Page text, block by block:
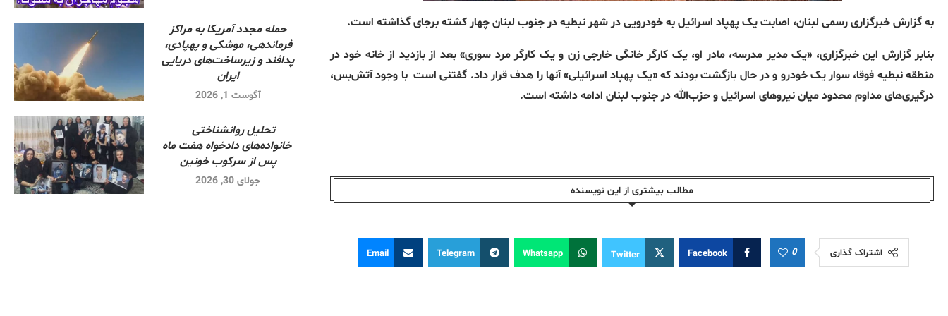
به گزارش خبرگزاری رسمی لبنان، اصابت یک پهپاد اسرائیل به خودرویی در شهر نبطیه در جنوب لبنان چهار کشته برجای گذاشته است.
بنابر گزارش این خبرگزاری، «یک مدیر مدرسه، مادر او، یک کارگر خانگی خارجی زن و یک کارگر مرد سوری» بعد از بازدید از خانه خود در
منطقه نبطیه فوقا، سوار یک خودرو و در حال بازگشت بودند که «یک پهپاد اسرائیلی» آنها را هدف قرار داد. گفتنی است با وجود آتش‌بس،
درگیری‌های مداوم محدود میان نیروهای اسرائیل و حزب‌الله در جنوب لبنان ادامه داشته است.
مطالب بیشتری از این نویسندە
اشتراک گذاری 0
Facebook
Twitter
Whatsapp
Telegram
Email
حمله مجدد آمریکا به مراکز
فرماندهی، موشکی و پهپادی،
پدافند و زیرساخت‌های دریایی
ایران
آگوست 1, 2026
تحلیل روانشناختی
خانواده‌های دادخواه هفت ماه
پس از سرکوب خونین
جولای 30, 2026